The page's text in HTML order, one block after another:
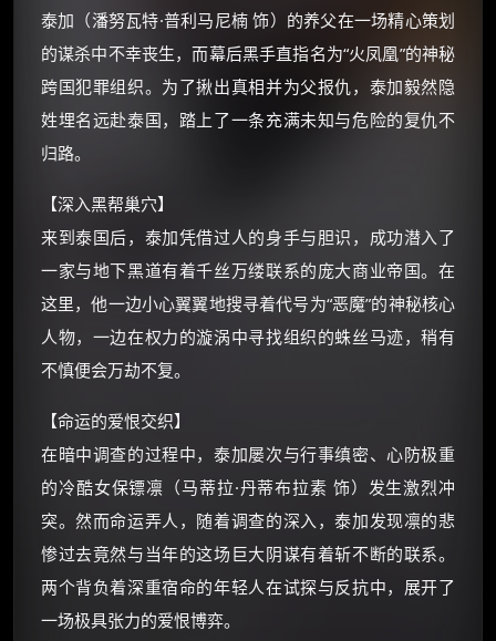
泰加（潘努瓦特·普利马尼楠 饰）的养父在一场精心策划
的谋杀中不幸丧生，而幕后黑手直指名为“火凤凰”的神秘
跨国犯罪组织。为了揪出真相并为父报仇，泰加毅然隐
姓埋名远赴泰国，踏上了一条充满未知与危险的复仇不
归路。
【深入黑帮巢穴】
来到泰国后，泰加凭借过人的身手与胆识，成功潜入了
一家与地下黑道有着千丝万缕联系的庞大商业帝国。在
这里，他一边小心翼翼地搜寻着代号为“恶魔”的神秘核心
人物，一边在权力的漩涡中寻找组织的蛛丝马迹，稍有
不慎便会万劫不复。
【命运的爱恨交织】
在暗中调查的过程中，泰加屡次与行事缜密、心防极重
的冷酷女保镖凛（马蒂拉·丹蒂布拉素 饰）发生激烈冲
突。然而命运弄人，随着调查的深入，泰加发现凛的悲
惨过去竟然与当年的这场巨大阴谋有着斩不断的联系。
两个背负着深重宿命的年轻人在试探与反抗中，展开了
一场极具张力的爱恨博弈。
朋友们辛苦了 💦
你需要的各种会员，都可低价购买！
价格有浮动，请直接搜索查最低价！